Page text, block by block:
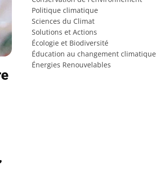
Politique climatique
Sciences du Climat
Solutions et Actions
Écologie et Biodiversité
Éducation au changement climatique
Énergies Renouvelables